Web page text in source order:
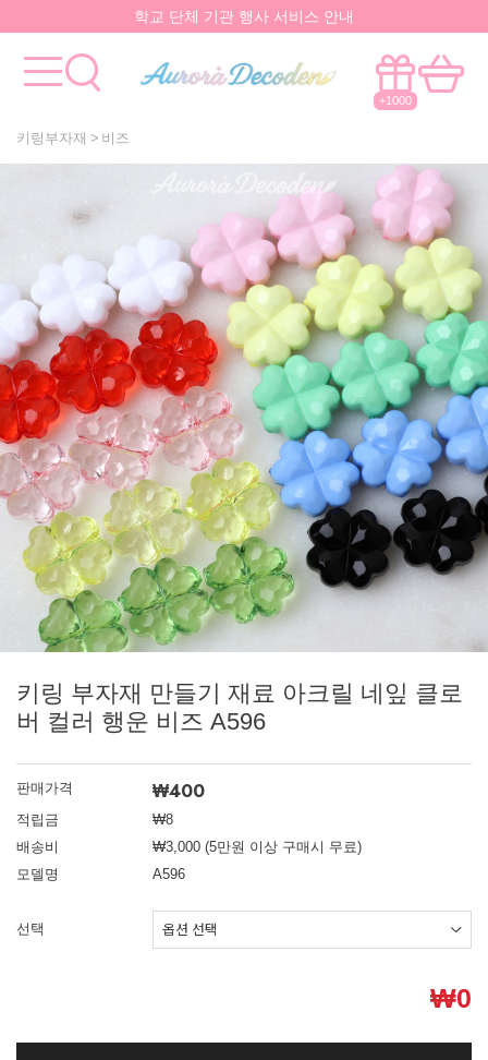
학교 단체 기관 행사 서비스 안내
모든걸 한곳에서!국내유일 원스톱 제작서비스
+1000
키링부자재 비즈
키링 부자재 만들기 재료 아크릴 네잎 클로
버 컬러 행운 비즈 A596
판매가격 ₩400
적립금
₩8
배송비
₩3,000 (5만원 이상 구매시 무료)
모델명
A596
선택
₩0